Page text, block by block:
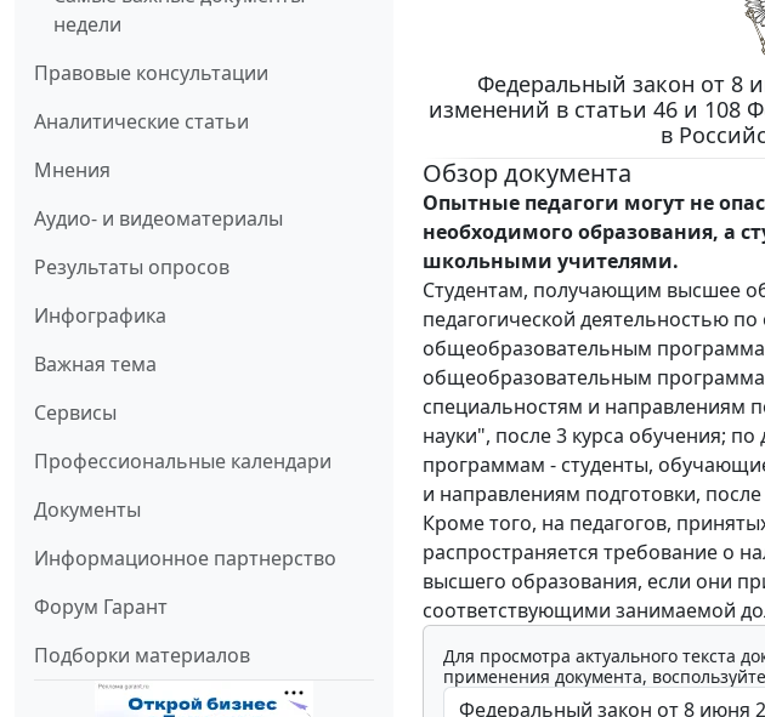
недели
Правовые консультации
Аналитические статьи
Мнения
Аудио- и видеоматериалы
Результаты опросов
Инфографика
Важная тема
Сервисы
Профессиональные календари
Документы
Информационное партнерство
Форум Гарант
Подборки материалов
Федеральный закон от 8
изменений в статьи 46 и 108
в
Обзор документа
Опытные педагоги могут не
необходимого образования, а
школьными учителями.
Студентам, получающим высшее
педагогической деятельностью
общеобразовательным
общеобразовательным
специальностям и направлениям
науки", после 3 курса обучения;
программам - студенты,
и направлениям подготовки,
Кроме того, на педагогов,
распространяется требование о
высшего образования, если они
соответствующими занимаемой
Для просмотра актуального текста
применения документа,